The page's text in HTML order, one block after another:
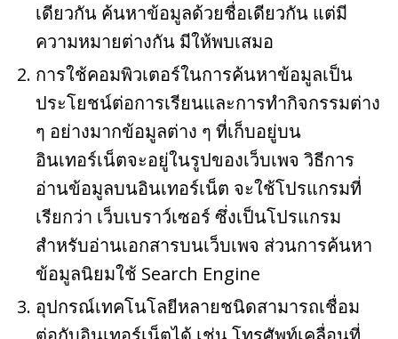
เดียวกัน ค้นหาข้อมูลด้วยชื่อเดียวกัน แต่มี
ความหมายต่างกัน มีให้พบเสมอ
การใช้คอมพิวเตอร์ในการค้นหาข้อมูลเป็น
ประโยชน์ต่อการเรียนและการทำกิจกรรมต่าง
ๆ อย่างมากข้อมูลต่าง ๆ ที่เก็บอยู่บน
อินเทอร์เน็ตจะอยู่ในรูปของเว็บเพจ วิธีการ
อ่านข้อมูลบนอินเทอร์เน็ต จะใช้โปรแกรมที่
เรียกว่า เว็บเบราว์เซอร์ ซึ่งเป็นโปรแกรม
สำหรับอ่านเอกสารบนเว็บเพจ ส่วนการค้นหา
ข้อมูลนิยมใช้ Search Engine
อุปกรณ์เทคโนโลยีหลายชนิดสามารถเชื่อม